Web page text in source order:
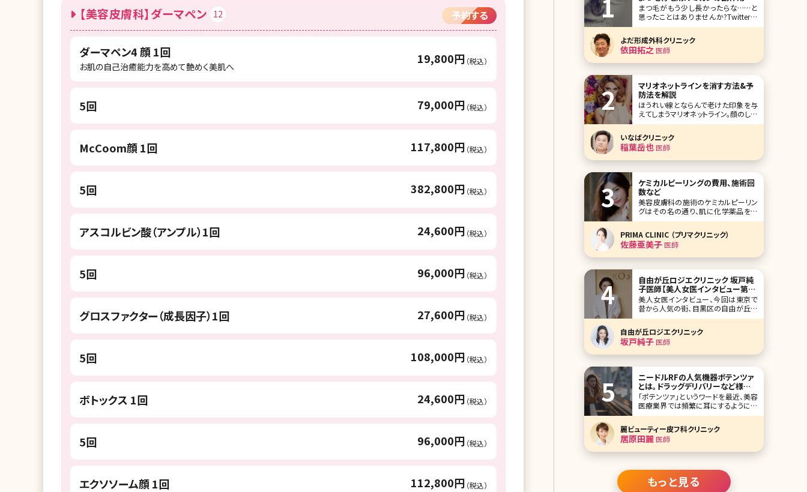
【美容皮膚科】ダーマペン 12 予約する
ダーマペン4 顔 1回
お肌の自己治癒能力を高めて艶めく美肌へ
19,800円 （税込）
5回 79,000円 （税込）
McCoom顔 1回 117,800円 （税込）
5回 382,800円 （税込）
アスコルビン酸（アンプル）1回 24,600円 （税込）
5回 96,000円 （税込）
グロスファクター（成長因子）1回 27,600円 （税込）
5回 108,000円 （税込）
ボトックス 1回 24,600円 （税込）
5回 96,000円 （税込）
エクソソーム顔 1回 112,800円 （税込）
まつ毛がもう少し長かったらな……と
思ったことはありませんか?Twitterな
どで美容に興味のある方がまつ毛を長
くしたいというツイートを見かけること
も多いですが、そこでおすすめされてい
るのがまつ毛育毛に効果があると言わ
れているルミガン。2014年にはついに
よだ形成外科クリニック
依田拓之 医師
マリオネットラインを消す方法&予
防法を解説
ほうれい線とならんで老けた印象を与
えてしまうマリオネットライン。顔のしわ
のなかでも特に見た目年齢をあげてし
ンはなぜできるのでしょうか。ここでは
マリオネットラインができる原因と改善
方法について詳しく
いなばクリニック
稲葉岳也医師
ケミカルピーリングの費用、施術回
数など
美容皮膚科の施術のケミカルピーリン
グはその名の通り、肌に化学薬品をぬ
って皮膚を剥離させることで、肌が新し
く生まれ変わる機能を促進させ、トラブ
ルを改善する方法です。最近は家庭で
できるケミカルピーリングのキットも販
売されていますが、そもそもケミカルピ
るのでしょうか?ど
PRIMA CLINIC （プリマクリニック）
佐藤亜美子医師
自由が丘ロジエクリニック 坂戸純
子医師【美人女医インタビュー第二
十一回】
美人女医インタビュー、今回は東京で
昔から人気の街、目黒区の自由が丘に
ある自由が丘ロジエクリニックの坂戸
純子院長です。 大学は建築学科に入
り、そこから医学部を受け直したという
珍しい経歴。美容医療に対する並々な
らぬ熱い思いを語ってくれました。 ご自
自由が丘ロジエクリニック
坂戸純子医師
ニードルRFの人気機器ポテンツァ
とは。ドラッグデリバリーなど様々
なモードも解説
「ポテンツァ」というワードを最近、美容
医療業界では頻繁に耳にするようにな
ってきました。美容医療の中ではニード
ルRFといえばポテンツァというくらい有
名になった機械ですが、まだまだ新し
い機械ですので、初めて耳にする方も
少なくはないでしょう。 ニードルRFにも
があ
麗ビューティー皮フ科クリニック
居原田麗医師
もっと見る